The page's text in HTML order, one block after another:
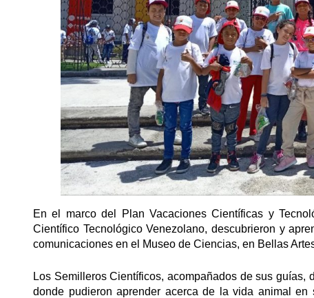
En el marco del Plan Vacaciones Científicas y
Científico Tecnológico Venezolano, descubrieron y
comunicaciones en el Museo de Ciencias, en Bellas
Los Semilleros Científicos, acompañados de sus
donde pudieron aprender acerca de la vida animal